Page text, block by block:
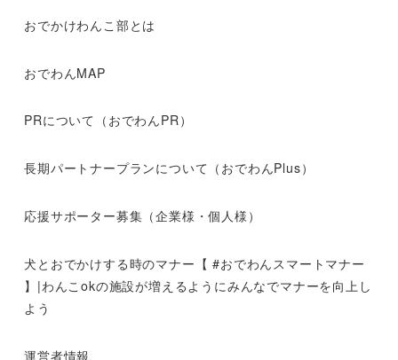
おでかけわんこ部とは
おでわんMAP
PRについて（おでわんPR）
長期パートナープランについて（おでわんPlus）
応援サポーター募集（企業様・個人様）
犬とおでかけする時のマナー【 #おでわんスマートマナー
】|わんこokの施設が増えるようにみんなでマナーを向上し
よう
運営者情報